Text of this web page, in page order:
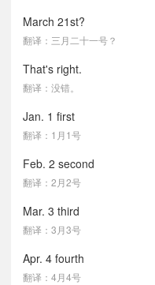
March 21st?
翻译：三月二十一号？
That's right.
翻译：没错。
Jan. 1 first
翻译：1月1号
Feb. 2 second
翻译：2月2号
Mar. 3 third
翻译：3月3号
Apr. 4 fourth
翻译：4月4号